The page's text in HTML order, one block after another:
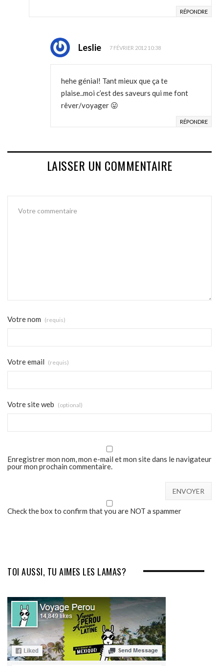
RÉPONDRE
Leslie 7 FÉVRIER 2012 10:38
hehe génial! Tant mieux que ça te
plaise..moi c’est des saveurs qui me font
rêver/voyager 😛
RÉPONDRE
LAISSER UN COMMENTAIRE
Votre nom (requis)
Votre email (requis)
Votre site web (optional)
Enregistrer mon nom, mon e-mail et mon site dans le navigateur
pour mon prochain commentaire.
Check the box to confirm that you are NOT a spammer
TOI AUSSI, TU AIMES LES LAMAS?